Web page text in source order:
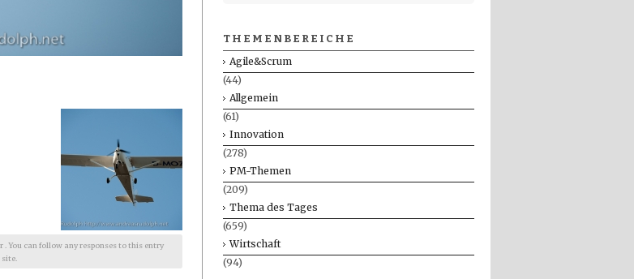
. You can follow any responses to this entry
site.
THEMENBEREICHE
Agile&Scrum
(44)
Allgemein
(61)
Innovation
(278)
PM-Themen
(209)
Thema des Tages
(659)
Wirtschaft
(94)